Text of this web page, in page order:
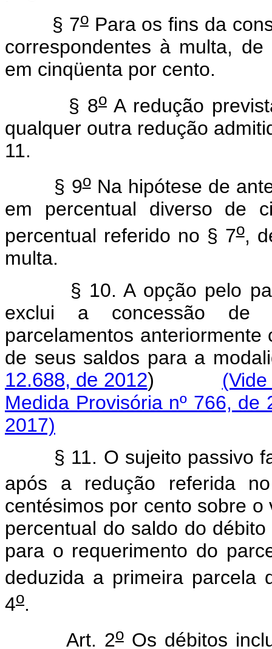
§ 7oPara os fins da
correspondentes à multa,
em cinqüenta por cento.
§ 8oA redução
qualquer outra redução
11.
§ 9oNa hipótese de
em percentual diverso de
percentual referido no § 7o,
multa.
§ 10. A opção pelo
exclui a concessão de
parcelamentos
de seus saldos para a
12.688, de 2012)
Medida Provisória nº 766, de
2017)
§ 11. O sujeito passivo
após a redução referida
centésimos por cento sobre
percentual do saldo do
para o requerimento do
deduzida a primeira parcela
4o.
Art. 2oOs débitos